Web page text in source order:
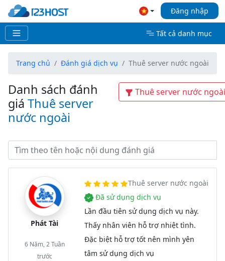
Đăng nhập
Tất cả danh mục
Trang chủ Đánh giá dịch vụ Thuê server nước ngoài
Danh sách đánh
giá Thuê server
nước ngoài
Thuê server nước
Phát Tài
6 Năm, 2 Tuần
trước
Thuê server nước ngoài
Đã sử dụng dịch vụ
Lần đầu tiên sử dụng dịch vụ này.
Thấy nhân viên hỗ trợ nhiệt tình.
Đặc biệt hỗ trợ tốt nên mình yên
tâm sử dụng dịch vụ